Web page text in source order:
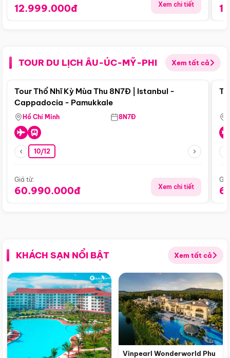
12.999.000đ Xem chi tiết
TOUR DU LỊCH ÂU-ÚC-MỸ-PHI Xem tất cả
Điểm nổi bật
Tour Thổ Nhĩ Kỳ Mùa Thu 8N7Đ | Istanbul -
Cappadocia - Pamukkale
Hồ Chí Minh 8N7Đ
10/12
Giá từ:
60.990.000đ Xem chi tiết
KHÁCH SẠN NỔI BẬT Xem tất cả
Vinpearl Wonderworld Phu